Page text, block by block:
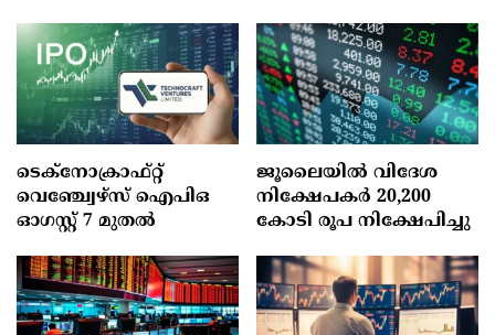
ടെക്‌നോക്രാഫ്‌റ്റ്‌
വെഞ്ച്വേഴ്‌സ്‌ ഐപിഒ
ഓഗസ്റ്റ്‌ 7 മുതല്‍
ജൂലൈയില്‍ വിദേശ
നിക്ഷേപകര്‍ 20,200
കോടി രൂപ നിക്ഷേപിച്ചു